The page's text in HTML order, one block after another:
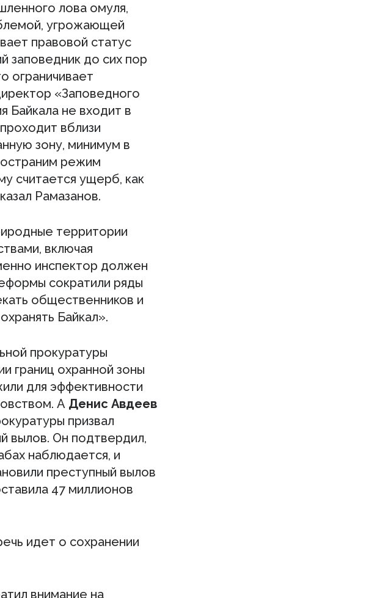
лова омуля,
угрожающей
правовой статус
заповедник до сих пор
ограничивает
«Заповедного
Байкала не входит в
вблизи
зону, минимум в
режим
считается ущерб, как
Рамазанов.
территории
включая
инспектор должен
сократили ряды
общественников и
Байкал».
прокуратуры
границ охранной зоны
для эффективности
А Денис Авдеев
призвал
вылов. Он подтвердил,
наблюдается, и
преступный вылов
47 миллионов
идет о сохранении
внимание на